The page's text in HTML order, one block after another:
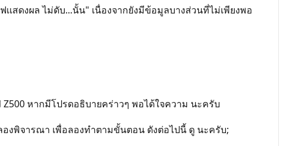
เสดงผล ไม่ดับ...นั้น" เนื่องจากยังมีข้อมูลบางส่วนที่ไม่เพียงพอ
หากมีโปรดอธิบายคร่าวๆ พอได้ใจความ นะครับ
งพิจารณา เพื่อลองทำตามขั้นตอน ดังต่อไปนี้ ดู นะครับ;